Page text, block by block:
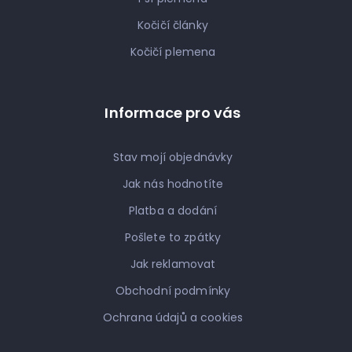
Kočičí články
Kočičí plemena
Informace pro vás
Stav mojí objednávky
Jak nás hodnotíte
Platba a dodání
Pošlete to zpátky
Jak reklamovat
Obchodní podmínky
Ochrana údajů a cookies